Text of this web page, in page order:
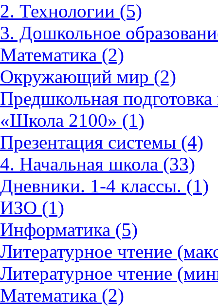
2. Технологии (5)
3. Дошкольное
Математика (2)
Окружающий мир (2)
Предшкольная
«Школа 2100» (1)
Презентация системы (4)
4. Начальная школа (33)
Дневники. 1-4 классы. (1)
ИЗО (1)
Информатика (5)
Литературное чтение
Литературное чтение
Математика (2)